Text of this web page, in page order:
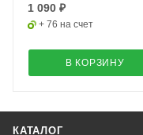
1 090 ₽
+ 76 на счет
В КОРЗИНУ
КАТАЛОГ